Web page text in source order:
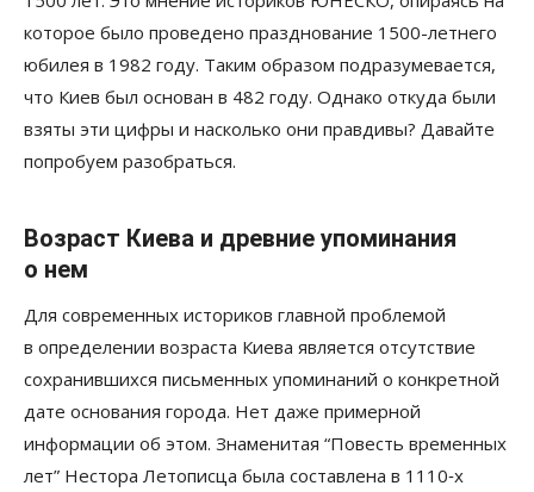
которое было проведено празднование 1500-летнего
юбилея в 1982 году. Таким образом подразумевается,
что Киев был основан в 482 году. Однако откуда были
взяты эти цифры и насколько они правдивы? Давайте
попробуем разобраться.
Возраст Киева и древние упоминания
о нем
Для современных историков главной проблемой
в определении возраста Киева является отсутствие
сохранившихся письменных упоминаний о конкретной
дате основания города. Нет даже примерной
информации об этом. Знаменитая “Повесть временных
лет” Нестора Летописца была составлена в 1110‑х